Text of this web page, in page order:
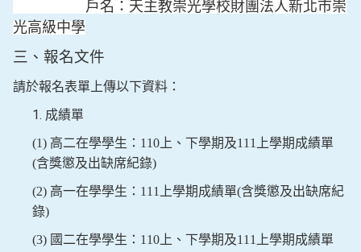
戶名：天主教崇光學校財團法人新北市崇
光高級中學
三、報名文件
請於報名表單上傳以下資料：
成績單
(1) 高二在學學生： 110 上、下學期及111
上學期成績單
(含獎懲及出缺席紀錄)
(2) 高一在學學生： 111 上學期成績單(含獎懲及出缺席紀
錄)
(3) 國二在學學生： 110 上、下學期及111
上學期成績單